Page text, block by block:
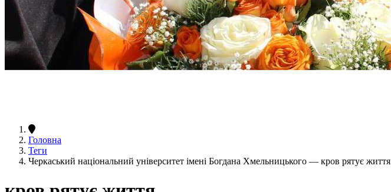
Головна
Теги
Черкаський національний університет імені Богдана Хмельницького — кров рятує життя